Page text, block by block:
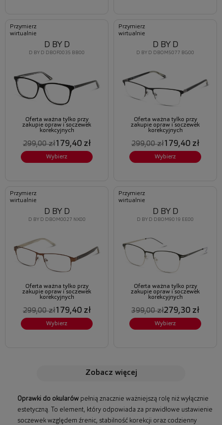
Przymierz
wirtualnie
D BY D DBOF0035 BB00
D BY D
Oferta ważna tylko przy
zakupie opraw i soczewek
korekcyjnych
299,00 zł179,40 zł
Wybierz
Przymierz
wirtualnie
D BY D DBOM5077 BG00
D BY D
Oferta ważna tylko przy
zakupie opraw i soczewek
korekcyjnych
299,00 zł179,40 zł
Wybierz
Przymierz
wirtualnie
D BY D DBOM0027 NX00
D BY D
Oferta ważna tylko przy
zakupie opraw i soczewek
korekcyjnych
299,00 zł179,40 zł
Wybierz
Przymierz
wirtualnie
D BY D DBOM9019 EE00
D BY D
Oferta ważna tylko przy
zakupie opraw i soczewek
korekcyjnych
399,00 zł279,30 zł
Wybierz
zobacz więcej
Oprawki do okularów pełnią znacznie ważniejszą rolę niż wyłącznie
estetyczną. To element, który odpowiada za prawidłowe ustawienie
soczewek względem źrenic, stabilność korekcji oraz codzienny